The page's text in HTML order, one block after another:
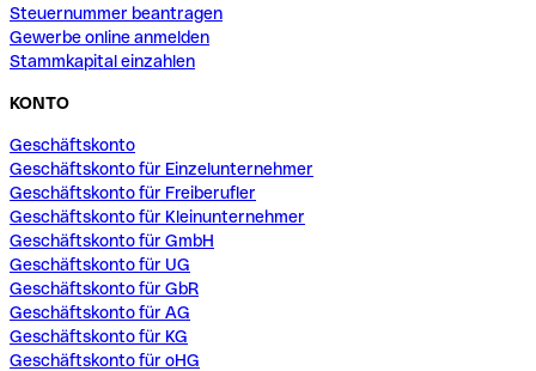
Steuernummer beantragen
Gewerbe online anmelden
Stammkapital einzahlen
KONTO
Geschäftskonto
Geschäftskonto für Einzelunternehmer
Geschäftskonto für Freiberufler
Geschäftskonto für Kleinunternehmer
Geschäftskonto für GmbH
Geschäftskonto für UG
Geschäftskonto für GbR
Geschäftskonto für AG
Geschäftskonto für KG
Geschäftskonto für oHG